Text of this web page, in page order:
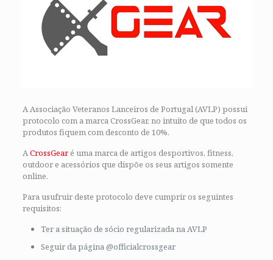
A Associação Veteranos Lanceiros de Portugal (AVLP) possui
protocolo com a marca CrossGear, no intuito de que todos os
produtos fiquem com desconto de 10%.
ACrossGearé uma marca de artigos desportivos, fitness,
outdoor e acessórios que dispõe os seus artigos somente
online.
Para usufruir deste protocolo deve cumprir os seguintes
requisitos:
Ter a situação de sócio regularizada na AVLP
Seguir da página @officialcrossgear